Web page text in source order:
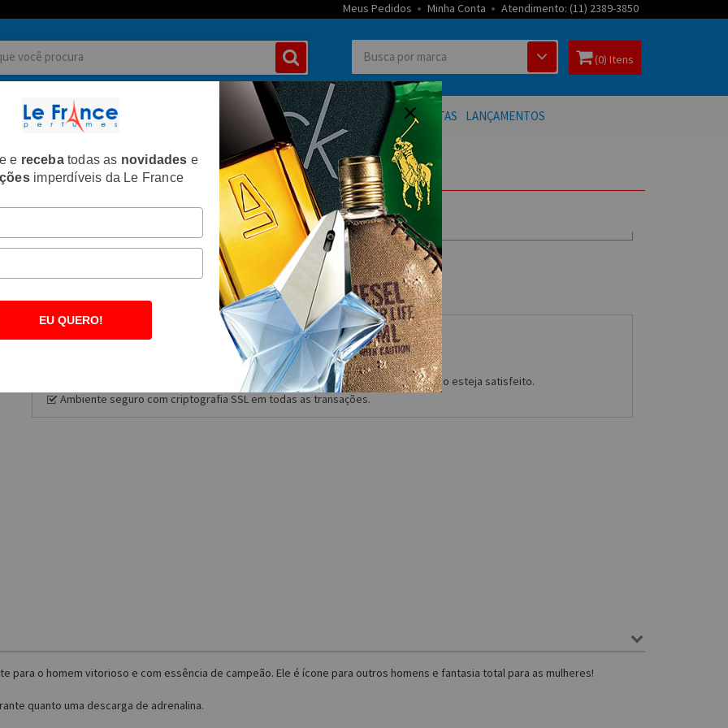
Meus Pedidos Minha Conta Atendimento: (11) 2389-3850
(0) Itens
PERFUMES MASCULINOS TIPOS DE PERFUMES CORPO E BANHO OFERTAS LANÇAMENTOS
- Paco Rabanne
Satisfação garantida ou seu dinheiro de volta.
Pagamento via Pagseguro, você tem 14 dias para cancelar sua compra caso não esteja satisfeito.
Ambiente seguro com criptografia SSL em todas as transações.
para o homem vitorioso e com essência de campeão. Ele é ícone para outros homens e fantasia total para as mulheres!
quanto uma descarga de adrenalina.
e recebatodas as novidades e
imperdíveis da Le France
EU QUERO!